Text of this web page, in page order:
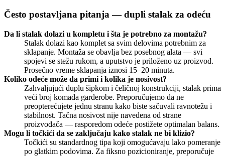
Često postavljana pitanja — dupli stalak za odeću
Da li stalak dolazi u kompletu i šta je potrebno za montažu?
Stalak dolazi kao komplet sa svim delovima potrebnim za
sklapanje. Montaža se obavlja bez posebnog alata — svi
spojevi se stežu rukom, a uputstvo je priloženo uz proizvod.
Prosečno vreme sklapanja iznosi 15–20 minuta.
Koliko odeće može da primi i kolika je nosivost?
Zahvaljujući duplu šipkom i čeličnoj konstrukciji, stalak prima
veći broj komada garderobe. Preporučujemo da ne
preopterećujete jednu stranu kako biste sačuvali ravnotežu i
stabilnost. Tačna nosivost nije navedena od strane
proizvođača — rasporedom odeće postižete optimalan balans.
Mogu li točkići da se zaključaju kako stalak ne bi klizio?
Točkići su standardnog tipa koji omogućavaju lako pomeranje
po glatkim podovima. Za fiksno pozicioniranje, preporučuje